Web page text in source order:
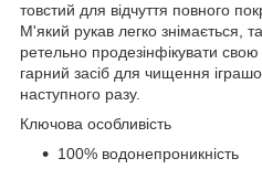
товстий для відчуття повного
М'який рукав легко знімається,
ретельно продезінфікувати
гарний засіб для чищення
наступного разу.
Ключова особливість
100% водонепроникність